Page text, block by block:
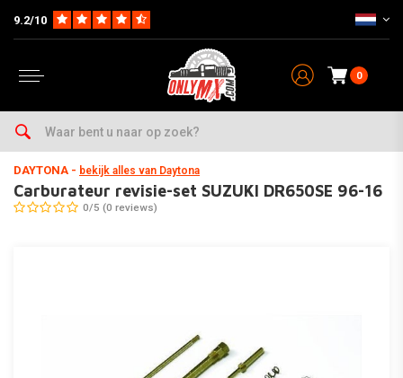
9.2/10
0
Home Carburateur & Toebehoren
DAYTONA - bekijk alles van Daytona
Carburateur revisie-set SUZUKI DR650SE 96-16
0/5 (0 reviews)